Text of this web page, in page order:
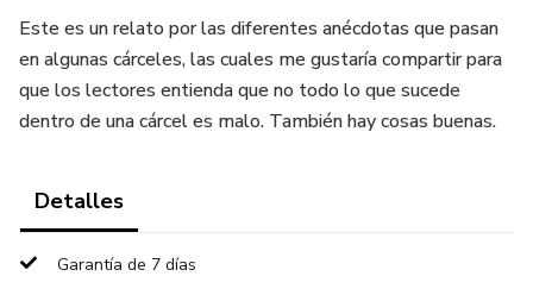
Este es un relato por las diferentes anécdotas que pasan
en algunas cárceles, las cuales me gustaría compartir para
que los lectores entienda que no todo lo que sucede
dentro de una cárcel es malo. También hay cosas buenas.
Detalles
Garantía de 7 días